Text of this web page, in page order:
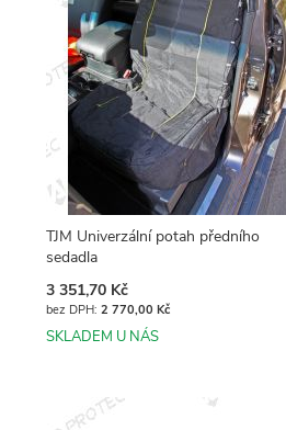
TJM Univerzální potah předního
sedadla
3 351,70 Kč
2 770,00 Kč
SKLADEM U NÁS